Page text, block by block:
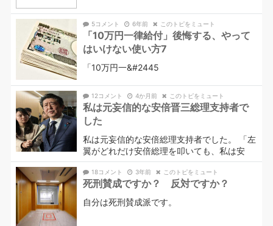
5コメント 6年前 このトピをミュート
「10万円一律給付」後悔する、やって
はいけない使い方7
「10万円一&#2445
12コメント 4か月前 このトピをミュート
私は元妄信的な安倍晋三総理支持者で
した
私は元妄信的な安倍総理支持者でした。 「左
翼がどれだけ安倍総理を叩いても、私は安
18コメント 3年前 このトピをミュート
死刑賛成ですか？ 反対ですか？
自分は死刑賛成派です。